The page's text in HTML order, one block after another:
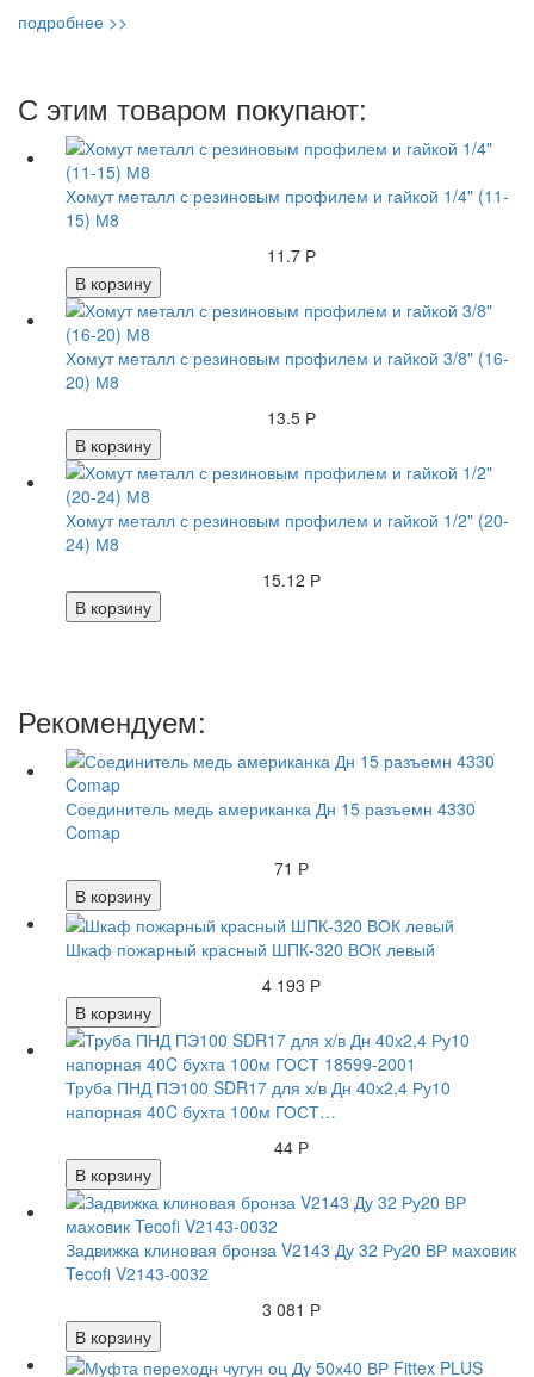
подробнее >>
С этим товаром покупают:
Хомут металл с резиновым профилем и гайкой 1/4" (11-
15) М8
11.7 Р
В корзину
Хомут металл с резиновым профилем и гайкой 3/8" (16-
20) М8
13.5 Р
В корзину
Хомут металл с резиновым профилем и гайкой 1/2" (20-
24) М8
15.12 Р
В корзину
Рекомендуем:
Соединитель медь американка Дн 15 разъемн 4330
Comap
71 Р
В корзину
Шкаф пожарный красный ШПК-320 ВОК левый
4 193 Р
В корзину
Труба ПНД ПЭ100 SDR17 для х/в Дн 40х2,4 Ру10
напорная 40C бухта 100м ГОСТ…
44 Р
В корзину
Задвижка клиновая бронза V2143 Ду 32 Ру20 ВР маховик
Tecofi V2143-0032
3 081 Р
В корзину